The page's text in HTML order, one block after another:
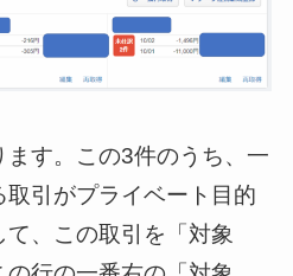
す。この3件のうち、一
引がプライベート目的
、この取引を「対象